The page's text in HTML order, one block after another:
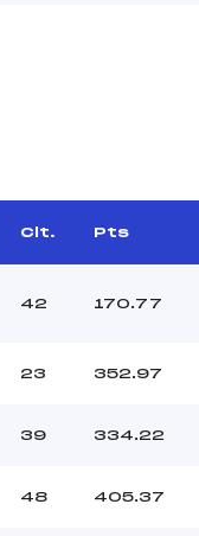
Clt. Pts
42 170.77
23 352.97
39 334.22
48 405.37